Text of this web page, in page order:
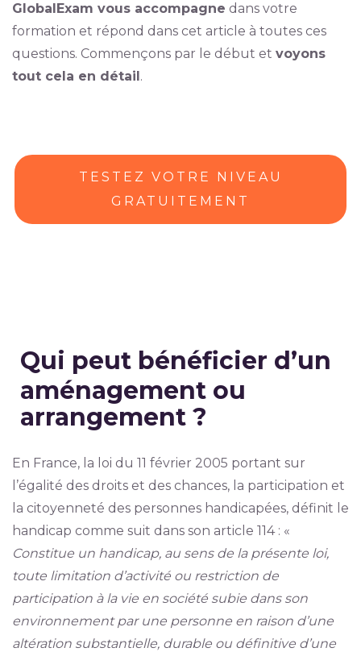
GlobalExam vous accompagne dans votre
formation et répond dans cet article à toutes ces
questions. Commençons par le début et voyons
tout cela en détail.
TESTEZ VOTRE NIVEAU
GRATUITEMENT
Qui peut bénéficier d’un
aménagement ou
arrangement ?
En France, la loi du 11 février 2005 portant sur
l’égalité des droits et des chances, la participation et
la citoyenneté des personnes handicapées, définit le
handicap comme suit dans son article 114 : «
Constitue un handicap, au sens de la présente loi,
toute limitation d’activité ou restriction de
participation à la vie en société subie dans son
environnement par une personne en raison d’une
altération substantielle, durable ou définitive d’une